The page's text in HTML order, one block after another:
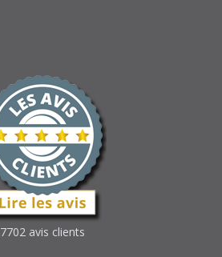
7702 avis clients